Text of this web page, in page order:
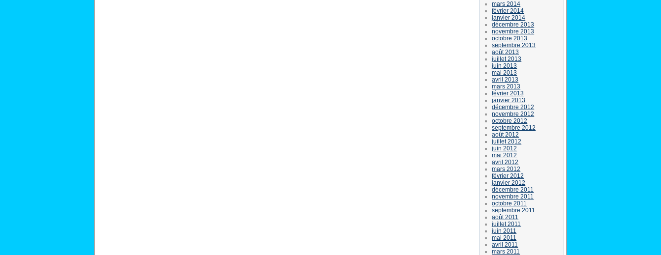
mars 2014
février 2014
janvier 2014
décembre 2013
novembre 2013
octobre 2013
septembre 2013
août 2013
juillet 2013
juin 2013
mai 2013
avril 2013
mars 2013
février 2013
janvier 2013
décembre 2012
novembre 2012
octobre 2012
septembre 2012
août 2012
juillet 2012
juin 2012
mai 2012
avril 2012
mars 2012
février 2012
janvier 2012
décembre 2011
novembre 2011
octobre 2011
septembre 2011
août 2011
juillet 2011
juin 2011
mai 2011
avril 2011
mars 2011